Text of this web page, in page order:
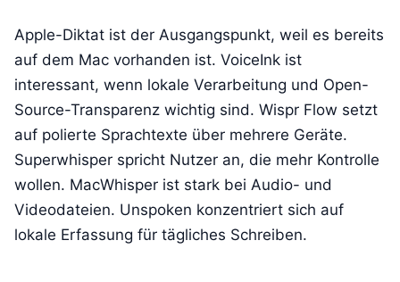
Apple-Diktat ist der Ausgangspunkt, weil es bereits
auf dem Mac vorhanden ist. VoiceInk ist
interessant, wenn lokale Verarbeitung und Open-
Source-Transparenz wichtig sind. Wispr Flow setzt
auf polierte Sprachtexte über mehrere Geräte.
Superwhisper spricht Nutzer an, die mehr Kontrolle
wollen. MacWhisper ist stark bei Audio- und
Videodateien. Unspoken konzentriert sich auf
lokale Erfassung für tägliches Schreiben.